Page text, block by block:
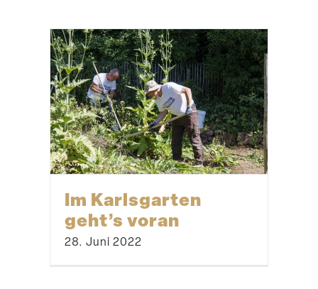
Im Karls­garten
geht’s voran
28. Juni 2022